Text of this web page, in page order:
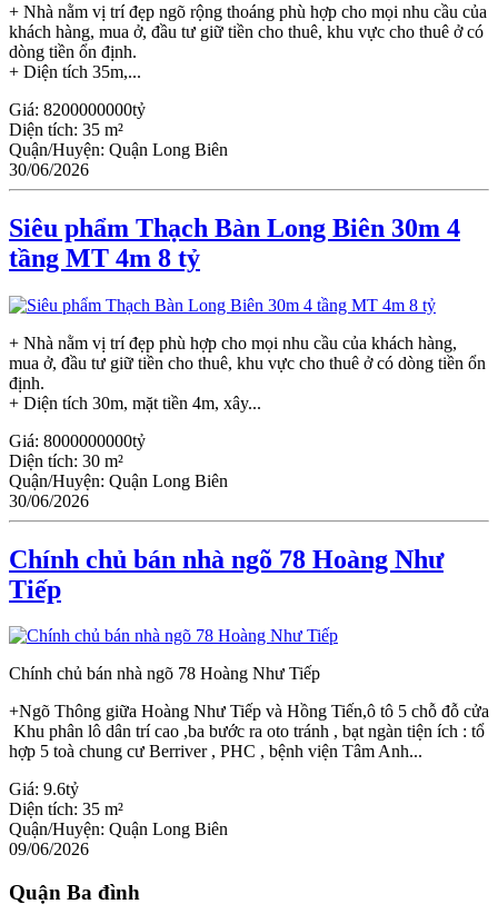
+ Nhà nằm vị trí đẹp ngõ rộng thoáng phù hợp cho mọi nhu cầu của
khách hàng, mua ở, đầu tư giữ tiền cho thuê, khu vực cho thuê ở có
dòng tiền ổn định.
+ Diện tích 35m,...
Giá: 8200000000tỷ
Diện tích: 35 m²
Quận/Huyện: Quận Long Biên
30/06/2026
Siêu phẩm Thạch Bàn Long Biên 30m 4
tầng MT 4m 8 tỷ
+ Nhà nằm vị trí đẹp phù hợp cho mọi nhu cầu của khách hàng,
mua ở, đầu tư giữ tiền cho thuê, khu vực cho thuê ở có dòng tiền ổn
định.
+ Diện tích 30m, mặt tiền 4m, xây...
Giá: 8000000000tỷ
Diện tích: 30 m²
Quận/Huyện: Quận Long Biên
30/06/2026
Chính chủ bán nhà ngõ 78 Hoàng Như
Tiếp
Chính chủ bán nhà ngõ 78 Hoàng Như Tiếp
+Ngõ Thông giữa Hoàng Như Tiếp và Hồng Tiến,ô tô 5 chỗ đỗ cửa
Khu phân lô dân trí cao ,ba bước ra oto tránh , bạt ngàn tiện ích : tổ
hợp 5 toà chung cư Berriver , PHC , bệnh viện Tâm Anh...
Giá: 9.6tỷ
Diện tích: 35 m²
Quận/Huyện: Quận Long Biên
09/06/2026
Quận Ba đình